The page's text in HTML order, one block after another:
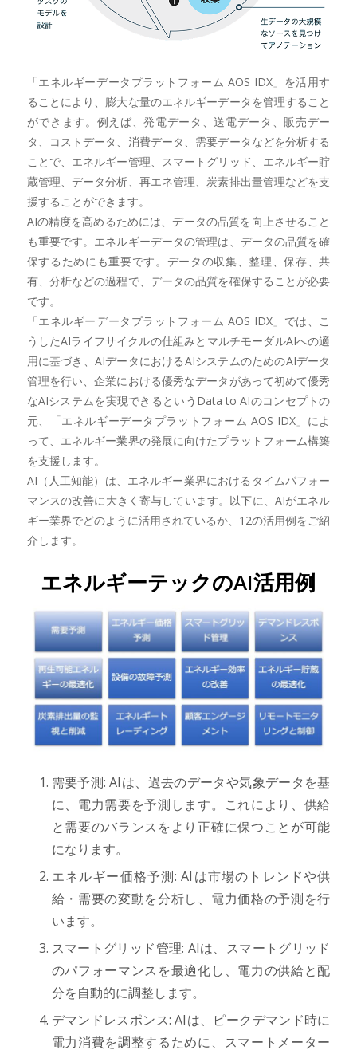
「エネルギーデータプラットフォーム AOS IDX」を活用す
ることにより、膨大な量のエネルギーデータを管理すること
ができます。例えば、発電データ、送電データ、販売デー
タ、コストデータ、消費データ、需要データなどを分析する
ことで、エネルギー管理、スマートグリッド、エネルギー貯
蔵管理、データ分析、再エネ管理、炭素排出量管理などを支
援することができます。
AIの精度を高めるためには、データの品質を向上させること
も重要です。エネルギーデータの管理は、データの品質を確
保するためにも重要です。データの収集、整理、保存、共
有、分析などの過程で、データの品質を確保することが必要
です。
「エネルギーデータプラットフォーム AOS IDX」では、こ
うしたAIライフサイクルの仕組みとマルチモーダルAIへの適
用に基づき、AIデータにおけるAIシステムのためのAIデータ
管理を行い、企業における優秀なデータがあって初めて優秀
なAIシステムを実現できるというData to AIのコンセプトの
元、「エネルギーデータプラットフォーム AOS IDX」によ
って、エネルギー業界の発展に向けたプラットフォーム構築
を支援します。
AI（人工知能）は、エネルギー業界におけるタイムパフォー
マンスの改善に大きく寄与しています。以下に、AIがエネル
ギー業界でどのように活用されているか、12の活用例をご紹
介します。
エネルギーテックのAI活用例
需要予測: AIは、過去のデータや気象データを基
に、電力需要を予測します。これにより、供給
と需要のバランスをより正確に保つことが可能
になります。
エネルギー価格予測: AIは市場のトレンドや供
給・需要の変動を分析し、電力価格の予測を行
います。
スマートグリッド管理: AIは、スマートグリッド
のパフォーマンスを最適化し、電力の供給と配
分を自動的に調整します。
デマンドレスポンス: AIは、ピークデマンド時に
電力消費を調整するために、スマートメーター